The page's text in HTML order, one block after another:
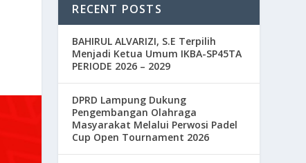
RECENT POSTS
BAHIRUL ALVARIZI, S.E Terpilih
Menjadi Ketua Umum IKBA-SP45TA
PERIODE 2026 – 2029
DPRD Lampung Dukung
Pengembangan Olahraga
Masyarakat Melalui Perwosi Padel
Cup Open Tournament 2026